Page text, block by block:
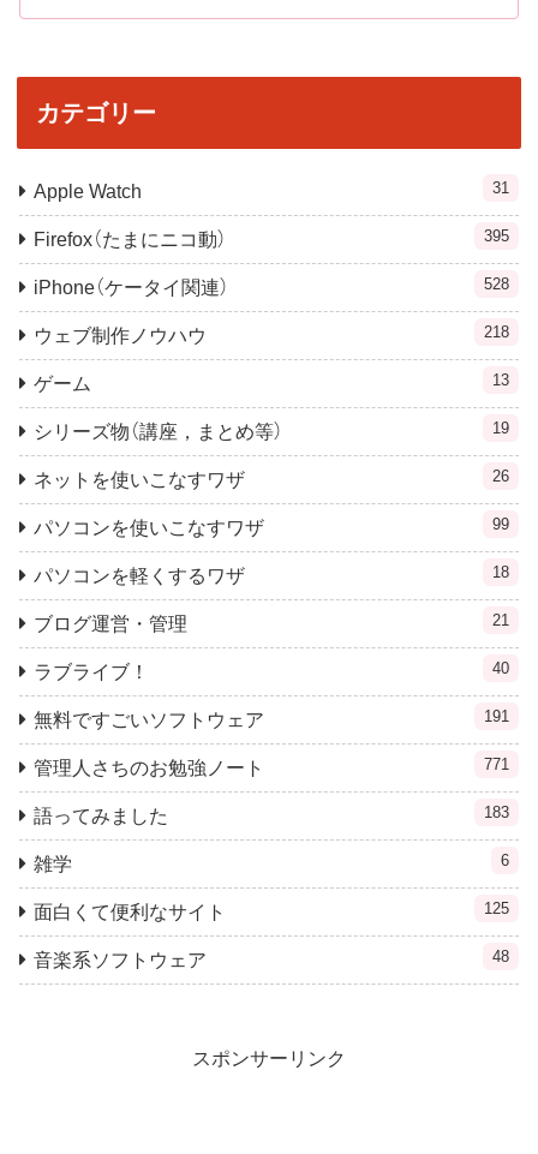
カテゴリー
Apple Watch 31
Firefox（たまにニコ動） 395
iPhone（ケータイ関連） 528
ウェブ制作ノウハウ 218
ゲーム 13
シリーズ物（講座，まとめ等） 19
ネットを使いこなすワザ 26
パソコンを使いこなすワザ 99
パソコンを軽くするワザ 18
ブログ運営・管理 21
ラブライブ！ 40
無料ですごいソフトウェア 191
管理人さちのお勉強ノート 771
語ってみました 183
雑学 6
面白くて便利なサイト 125
音楽系ソフトウェア 48
スポンサーリンク